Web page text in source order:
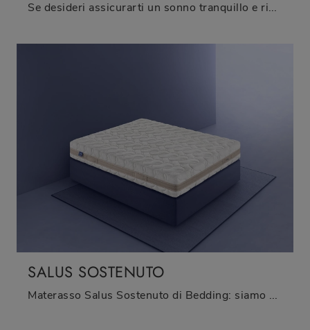
Se desideri assicurarti un sonno tranquillo e ristoratore, scopri i Materassi in memory foam matrimoniali come il modello Levitas Equilibrato Bedding.
SALUS SOSTENUTO
Materasso Salus Sostenuto di Bedding: siamo specialisti del buon riposo! Ottieni informazioni sui Materassi in lattice matrimoniali.